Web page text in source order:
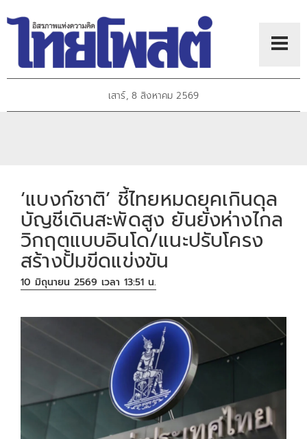
เสาร์, 8 สิงหาคม 2569
‘แบงก์ชาติ’ ชี้ไทยหมดยุคเกินดุล
บัญชีเดินสะพัดสูง ยันยังห่างไกล
วิกฤตแบบอินโด/แนะปรับโครง
สร้างปั้มขีดแข่งขัน
10 มิถุนายน 2569 เวลา 13:51 น.